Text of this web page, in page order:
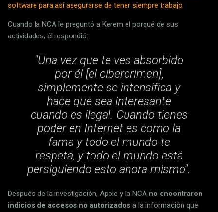
software para así asegurarse de tener siempre trabajo
Cuando la NCA le preguntó a Kerem el porqué de sus
actividades, él respondió:
"Una vez que te ves absorbido
por él [el cibercrimen],
simplemente se intensifica y
hace que sea interesante
cuando es ilegal. Cuando tienes
poder en Internet es como la
fama y todo el mundo te
respeta, y todo el mundo está
persiguiendo esto ahora mismo".
Después de la investigación, Apple y la NCA no encontraron
indicios de accesos no autorizados a la información que